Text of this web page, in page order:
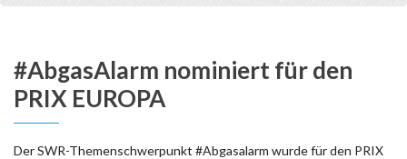
#AbgasAlarm nominiert für den
PRIX EUROPA
Der SWR-Themenschwerpunkt #Abgasalarm wurde für den PRIX